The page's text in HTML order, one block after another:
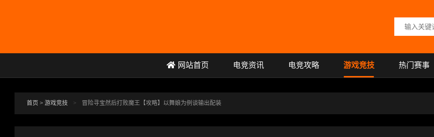
搜索关键词
网站首页 电竞资讯 电竞攻略 游戏竞技 热门赛事
首页 > 游戏竞技 > 冒险寻宝然后打败魔王【攻略】以舞娘为例谈输出配装